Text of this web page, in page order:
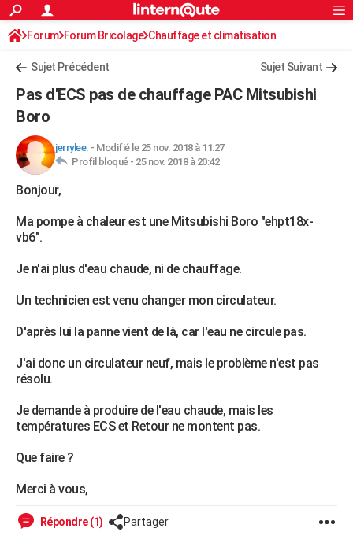
ACTUALITÉS
Politique
Société
Faits Divers
Education
Monde
Villes
+
Programme TV
TNTStreaming
Cinéma
Sorties cinéma
Musique
+FINANCE
Retraite
Impôts
Epargne
Immobilier
Risques naturels par ville
Banque
Assurance
Crédit
AUTO
Essais
Réserver un essai
Citadines
Berlines
SUV
Forum auto
HIGH-TECH
Forum
Aménagement intérieur
Extérieur
Cuisine
Salle de bains
Jardinage
Rangement
WEEK-END
Guides de France
Escapades
Patrimoine
Expositions
Musées
Week-end nature
+LIFESTYLE
Art de vivre
Bien-être
Loisirs
Mode
Modes de vie
SANTE
Alimentation
Guide de la santé
Maladies
Médicaments
Sommeil
VOYAGE
Destinations
City break
Voyage nature
Voyage de noces
Forum
Climat
+PHOTO
GUIDES D'ACHAT
BONS PLANS
CARTE DE VOEUX
Carte de Noël
Carte Bonne année
Carte Saint-Valentin
Carte Pâques
Carte d'anniversaire
Dictionnaire
Biographies
Citations
Expressions
Proverbes
PROGRAMME TV
Rechercher
S'inscrire
Connexion
Forum Forum Bricolage Chauffage et climatisation
Sujet Précédent Sujet Suivant
Pas d'ECS pas de chauffage PAC Mitsubishi
Boro
jerrylee. - Modifié le 25 nov. 2018 à 11:27
Profil bloqué - 25 nov. 2018 à 20:42
Bonjour,
Ma pompe à chaleur est une Mitsubishi Boro "ehpt18x-
vb6".
Je n'ai plus d'eau chaude, ni de chauffage.
Un technicien est venu changer mon circulateur.
D'après lui la panne vient de là, car l'eau ne circule pas.
J'ai donc un circulateur neuf, mais le problème n'est pas
résolu.
Je demande à produire de l'eau chaude, mais les
températures ECS et Retour ne montent pas.
Que faire ?
Merci à vous,
Répondre (1) Partager